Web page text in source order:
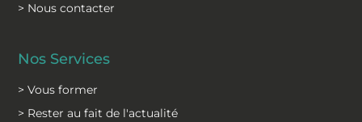
> Nous contacter
Nos Services
> Vous former
> Rester au fait de l'actualité